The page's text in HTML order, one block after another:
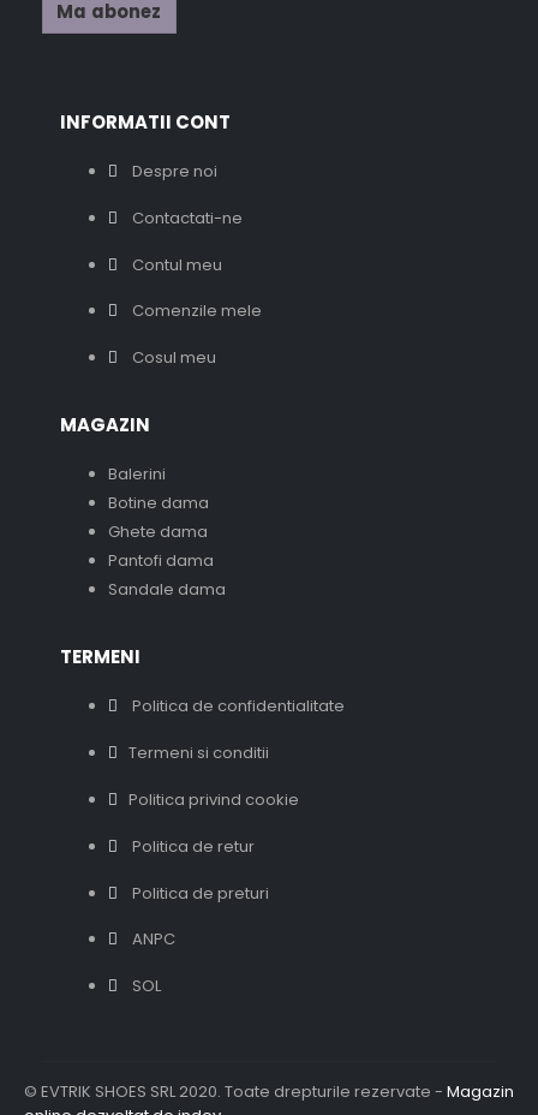
INFORMATII CONT
Despre noi
Contactati-ne
Contul meu
Comenzile mele
Cosul meu
MAGAZIN
Balerini
Botine dama
Ghete dama
Pantofi dama
Sandale dama
TERMENI
Politica de confidentialitate
Termeni si conditii
Politica privind cookie
Politica de retur
Politica de preturi
ANPC
SOL
© EVTRIK SHOES SRL 2020. Toate drepturile rezervate - Magazin